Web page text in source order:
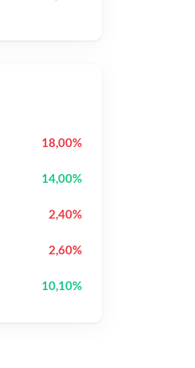
18,00%
14,00%
2,40%
2,60%
10,10%